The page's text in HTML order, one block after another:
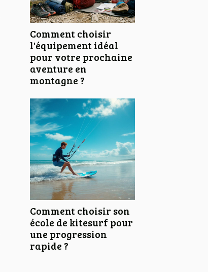
Comment choisir
l'équipement idéal
pour votre prochaine
aventure en
montagne ?
Comment choisir son
école de kitesurf pour
une progression
rapide ?